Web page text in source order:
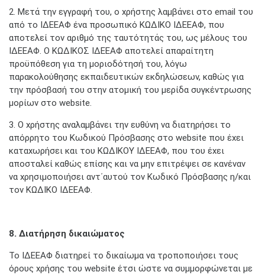
2. Μετά την εγγραφή του, ο χρήστης λαμβάνει στο email του
από το ΙΔΕΕΑΦ ένα προσωπικό ΚΩΔΙΚΟ ΙΔΕΕΑΦ, που
αποτελεί τον αριθμό της ταυτότητάς του, ως μέλους του
ΙΔΕΕΑΦ. Ο ΚΩΔΙΚΟΣ ΙΔΕΕΑΦ αποτελεί απαραίτητη
προϋπόθεση για τη μοριοδότησή του, λόγω
παρακολούθησης εκπαιδευτικών εκδηλώσεων, καθώς για
την πρόσβασή του στην ατομική του μερίδα συγκέντρωσης
μορίων στο website.
3. Ο χρήστης αναλαμβάνει την ευθύνη να διατηρήσει το
απόρρητο του Κωδικού Πρόσβασης στο website που έχει
καταχωρήσει και του ΚΩΔΙΚΟΥ ΙΔΕΕΑΦ, που του έχει
αποσταλεί καθώς επίσης και να μην επιτρέψει σε κανέναν
να χρησιμοποιήσει αντ΄αυτού τον Κωδικό Πρόσβασης η/και
τον ΚΩΔΙΚΟ ΙΔΕΕΑΦ.
8. Διατήρηση δικαιώματος
Το ΙΔΕΕΑΦ διατηρεί το δικαίωμα να τροποποιήσει τους
όρους χρήσης του website έτσι ώστε να συμμορφώνεται με